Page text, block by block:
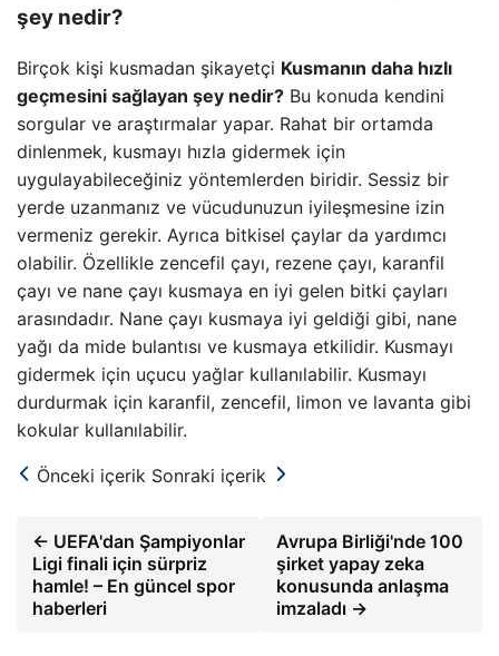
şey nedir?
Birçok kişi kusmadan şikayetçi Kusmanın daha hızlı
geçmesini sağlayan şey nedir? Bu konuda kendini
sorgular ve araştırmalar yapar. Rahat bir ortamda
dinlenmek, kusmayı hızla gidermek için
uygulayabileceğiniz yöntemlerden biridir. Sessiz bir
yerde uzanmanız ve vücudunuzun iyileşmesine izin
vermeniz gerekir. Ayrıca bitkisel çaylar da yardımcı
olabilir. Özellikle zencefil çayı, rezene çayı, karanfil
çayı ve nane çayı kusmaya en iyi gelen bitki çayları
arasındadır. Nane çayı kusmaya iyi geldiği gibi, nane
yağı da mide bulantısı ve kusmaya etkilidir. Kusmayı
gidermek için uçucu yağlar kullanılabilir. Kusmayı
durdurmak için karanfil, zencefil, limon ve lavanta gibi
kokular kullanılabilir.
Önceki içerik Sonraki içerik
← UEFA'dan Şampiyonlar
Ligi finali için sürpriz
hamle! – En güncel spor
haberleri
Avrupa Birliği'nde 100
şirket yapay zeka
konusunda anlaşma
imzaladı →